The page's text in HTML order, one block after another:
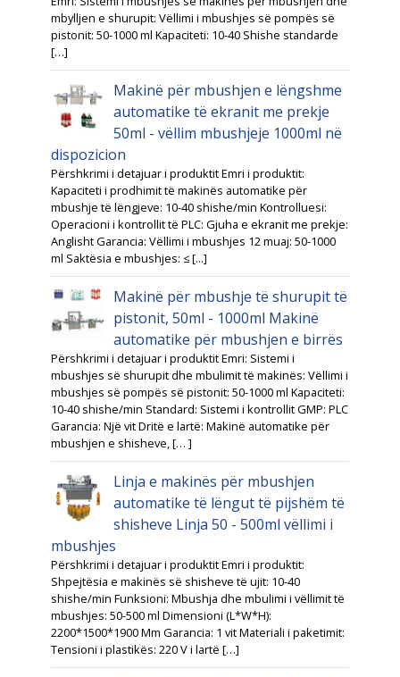
mbylljen e shurupit: Vëllimi i mbushjes së pompës së
pistonit: 50-1000 ml Kapaciteti: 10-40 Shishe standarde
[…]
Makinë për mbushjen e lëngshme
automatike të ekranit me prekje
50ml - vëllim mbushjeje 1000ml në
dispozicion
Përshkrimi i detajuar i produktit Emri i produktit:
Kapaciteti i prodhimit të makinës automatike për
mbushje të lëngjeve: 10-40 shishe/min Kontrolluesi:
Operacioni i kontrollit të PLC: Gjuha e ekranit me prekje:
Anglisht Garancia: Vëllimi i mbushjes 12 muaj: 50-1000
ml Saktësia e mbushjes: ≤ [...]
Makinë për mbushje të shurupit të
pistonit, 50ml - 1000ml Makinë
automatike për mbushjen e birrës
Përshkrimi i detajuar i produktit Emri: Sistemi i
mbushjes së shurupit dhe mbulimit të makinës: Vëllimi i
mbushjes së pompës së pistonit: 50-1000 ml Kapaciteti:
10-40 shishe/min Standard: Sistemi i kontrollit GMP: PLC
Garancia: Një vit Dritë e lartë: Makinë automatike për
mbushjen e shisheve, [… ]
Linja e makinës për mbushjen
automatike të lëngut të pijshëm të
shisheve Linja 50 - 500ml vëllimi i
mbushjes
Përshkrimi i detajuar i produktit Emri i produktit:
Shpejtësia e makinës së shisheve të ujit: 10-40
shishe/min Funksioni: Mbushja dhe mbulimi i vëllimit të
mbushjes: 50-500 ml Dimensioni (L*W*H):
2200*1500*1900 Mm Garancia: 1 vit Materiali i paketimit:
Tensioni i plastikës: 220 V i lartë […]